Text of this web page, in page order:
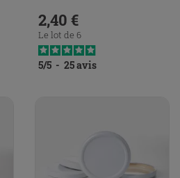
Prix
2,40 €
Le lot de 6
5/5 - 25avis